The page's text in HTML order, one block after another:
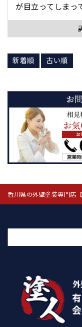
が目立ってしまっ
ースに塗り替えさ
変わり、一気にモダ
えの時はご依頼く
新着順 古い順
香川県の外壁塗装専門店
索: